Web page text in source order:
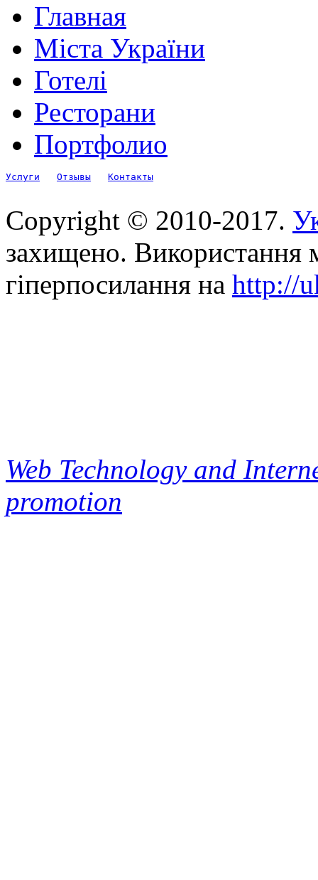
Главная
Міста України
Готелі
Ресторани
Портфолио
Услуги Отзывы Контакты
Copyright © 2010-2017.
захищено. Використання
гіперпосилання на http://
Web Technology and
promotion